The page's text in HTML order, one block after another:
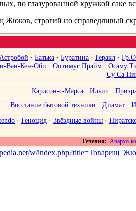
по глазурованной кружкой
Жюков, строгий но справедливый
Астробой · Батька · Буратина · Геракл ·
Ван-Кен-Оби · Оптимус Прайм· Осаму
Су Са
Карлсон-с-Марса· Ильич·
Восстание бытовой техники · Диамат·
· Геноцид · Звёздные войны ·
Течения: Анархо-
w/